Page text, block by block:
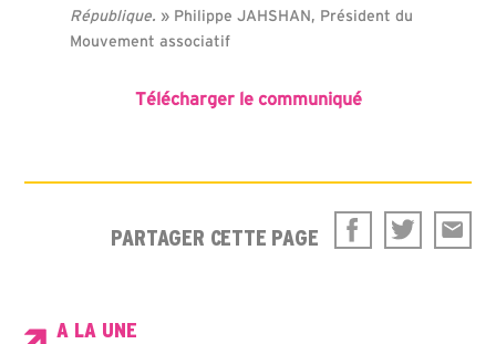
République. » Philippe JAHSHAN, Président du
Mouvement associatif
Télécharger le communiqué
PARTAGER CETTE PAGE
A LA UNE